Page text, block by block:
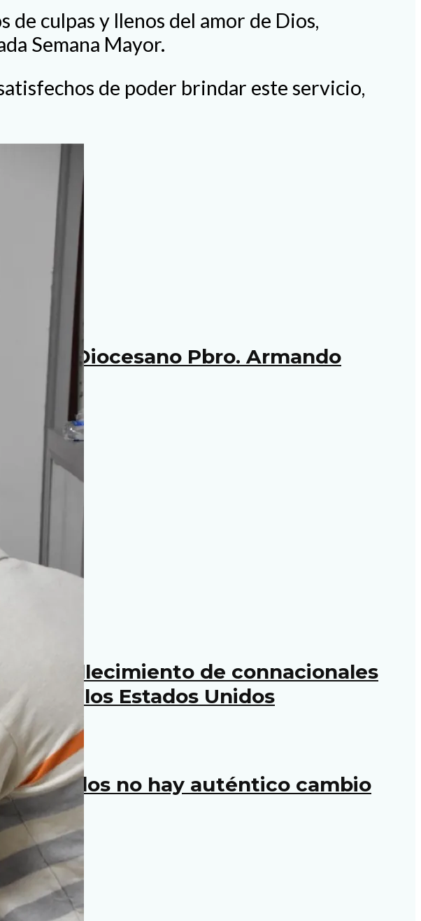
Diocesano Pbro. Armando
el fallecimiento de connacionales
en los Estados Unidos
todos no hay auténtico cambio
culpas y llenos del amor de Dios,
Semana Mayor.
de poder brindar este servicio,